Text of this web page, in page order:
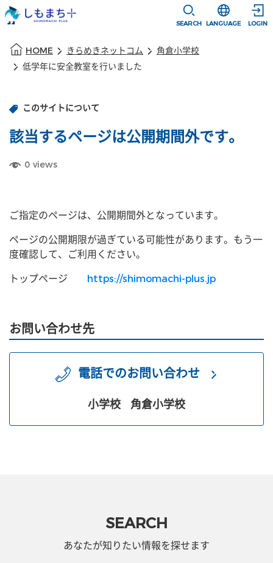
SEARCH
選択すると言
LANGUAGE LOGIN
HOME きらめきネットコム
角倉小学校
低学年に安全教室を行いました
このサイトについて
該当するページは公開期間外です。
0 views
ご指定のページは、公開期間外となっています。
ページの公開期限が過ぎている可能性があります。もう一
度確認して、ご利用ください。
トップページ
https://shimomachi-plus.jp
お問い合わせ先
電話でのお問い合わせ
小学校 角倉小学校
SEARCH
あなたが知りたい情報を探せます